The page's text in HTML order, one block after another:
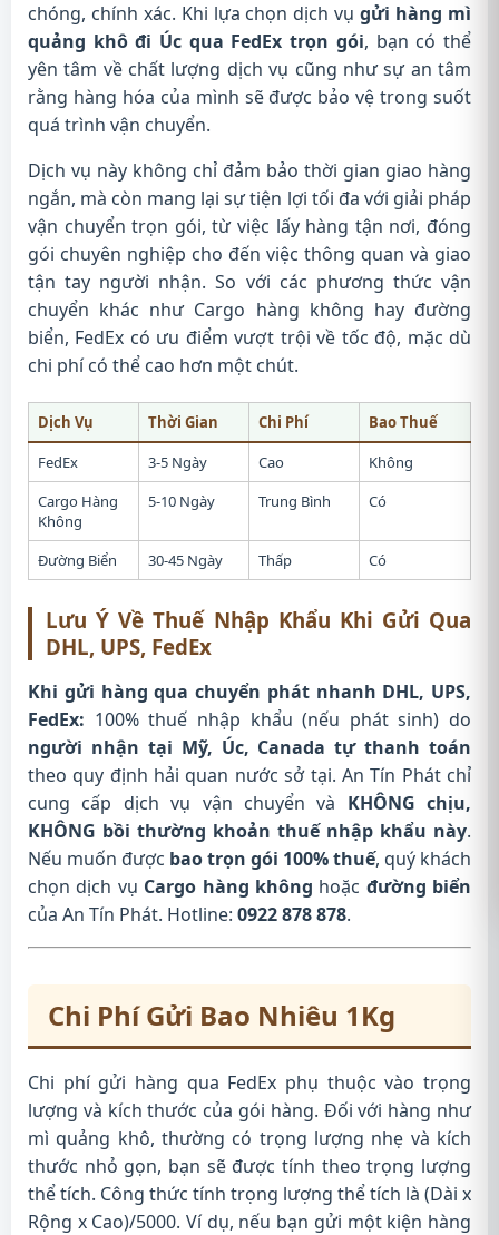
chóng, chính xác. Khi lựa chọn dịch vụgửi hàng mì
quảng khô đi Úc qua FedEx trọn gói, bạn có thể
yên tâm về chất lượng dịch vụ cũng như sự an tâm
rằng hàng hóa của mình sẽ được bảo vệ trong suốt
quá trình vận chuyển.
Dịch vụ này không chỉ đảm bảo thời gian giao hàng
ngắn, mà còn mang lại sự tiện lợi tối đa với giải pháp
vận chuyển trọn gói, từ việc lấy hàng tận nơi, đóng
gói chuyên nghiệp cho đến việc thông quan và giao
tận tay người nhận. So với các phương thức vận
chuyển khác như Cargo hàng không hay đường
biển, FedEx có ưu điểm vượt trội về tốc độ, mặc dù
chi phí có thể cao hơn một chút.
Dịch Vụ Thời Gian Chi Phí
Bao Thuế
FedEx
3-5 Ngày Cao
Không
Cargo Hàng
Không
5-10 Ngày Trung Bình Có
Đường Biển 30-45 Ngày Thấp Có
Lưu Ý Về Thuế Nhập Khẩu Khi Gửi Qua
DHL, UPS, FedEx
Khi gửi hàng qua chuyển phát nhanh DHL, UPS,
FedEx: 100% thuế nhập khẩu (nếu phát sinh) do
người nhận tại Mỹ, Úc, Canada tự thanh toán
theo quy định hải quan nước sở tại. An Tín Phát chỉ
cung cấp dịch vụ vận chuyển và KHÔNG chịu,
KHÔNG bồi thường khoản thuế nhập khẩu này.
Nếu muốn được bao trọn gói 100% thuế, quý khách
chọn dịch vụ Cargo hàng không hoặc đường biển
của An Tín Phát. Hotline: 0922 878 878.
Chi Phí Gửi Bao Nhiêu 1Kg
Chi phí gửi hàng qua FedEx phụ thuộc vào trọng
lượng và kích thước của gói hàng. Đối với hàng như
mì quảng khô, thường có trọng lượng nhẹ và kích
thước nhỏ gọn, bạn sẽ được tính theo trọng lượng
thể tích. Công thức tính trọng lượng thể tích là (Dài x
Rộng x Cao)/5000. Ví dụ, nếu bạn gửi một kiện hàng